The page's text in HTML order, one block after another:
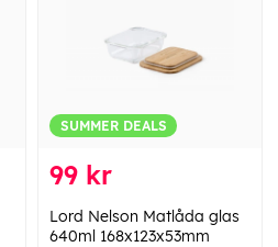
SUMMER DEALS
99 kr
Lord Nelson Matlåda glas
640ml 168x123x53mm